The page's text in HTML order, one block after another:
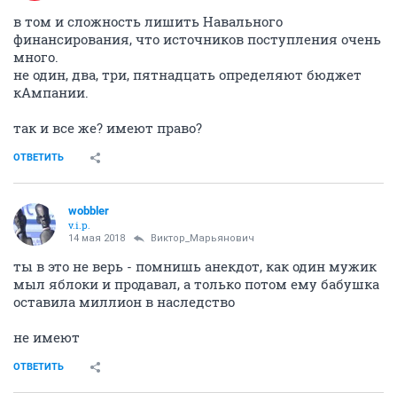
в том и сложность лишить Навального
финансирования, что источников поступления очень
много.
не один, два, три, пятнадцать определяют бюджет
кАмпании.
так и все же? имеют право?
ОТВЕТИТЬ
wobbler
v.i.p.
14 мая 2018 Виктор_Марьянович
ты в это не верь - помнишь анекдот, как один мужик
мыл яблоки и продавал, а только потом ему бабушка
оставила миллион в наследство
не имеют
ОТВЕТИТЬ